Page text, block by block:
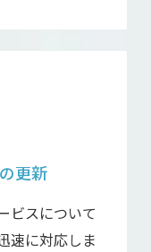
更新
ビスについて
速に対応しま